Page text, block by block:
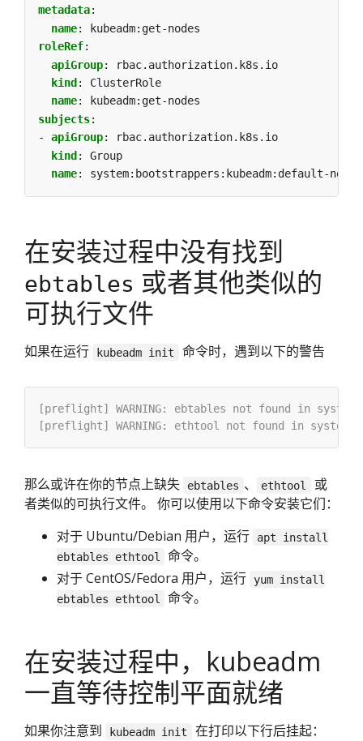
metadata:
name:
kubeadm:get-nodes
roleRef:
apiGroup:
rbac.authorization.k8s.io
kind :
ClusterRole
name:
kubeadm:get-nodes
subjects:
- apiGroup:
rbac.authorization.k8s.io
kind:
Group
name: system:bootstrappers:kubeadm:default-
在安装过程中没有找到
ebtables 或者其他类似的
可执行文件
如果在运行 kubeadm init 命令时，遇到以下的警告
那么或许在你的节点上缺失 ebtables 、 ethtool
或
者类似的可执行文件。 你可以使用以下命令安装它们：
对于 Ubuntu/Debian 用户，运行
apt install
ebtables ethtool
命令。
对于 CentOS/Fedora 用户，运行
yum install
ebtables ethtool
命令。
在安装过程中，kubeadm
一直等待控制平面就绪
如果你注意到 kubeadm init 在打印以下行后挂起：